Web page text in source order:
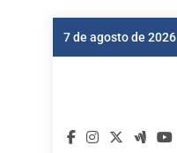
7 de agosto de 2026